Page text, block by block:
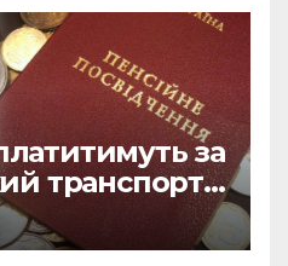
за
транспорт